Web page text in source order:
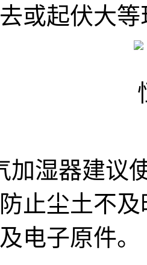
或起伏大等
湿器建议使
止尘土不
电子原件。